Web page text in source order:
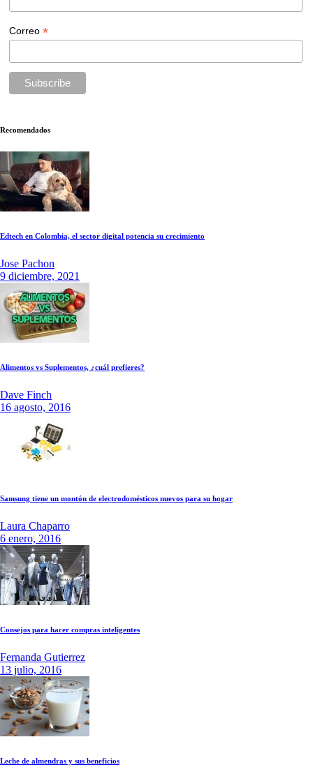
Correo*
Recomendados
Edtech en Colombia, el sector digital potencia su crecimiento
Jose Pachon
9 diciembre, 2021
Alimentos vs Suplementos, ¿cuál prefieres?
Dave Finch
16 agosto, 2016
Samsung tiene un montón de electrodomésticos nuevos para su hogar
Laura Chaparro
6 enero, 2016
Consejos para hacer compras inteligentes
Fernanda Gutierrez
13 julio, 2016
Leche de almendras y sus beneficios